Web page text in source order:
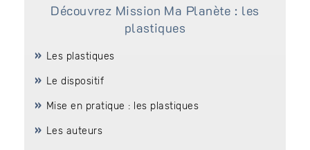
Découvrez Mission Ma Planète : les
plastiques
Les plastiques
Le dispositif
Mise en pratique : les plastiques
Les auteurs